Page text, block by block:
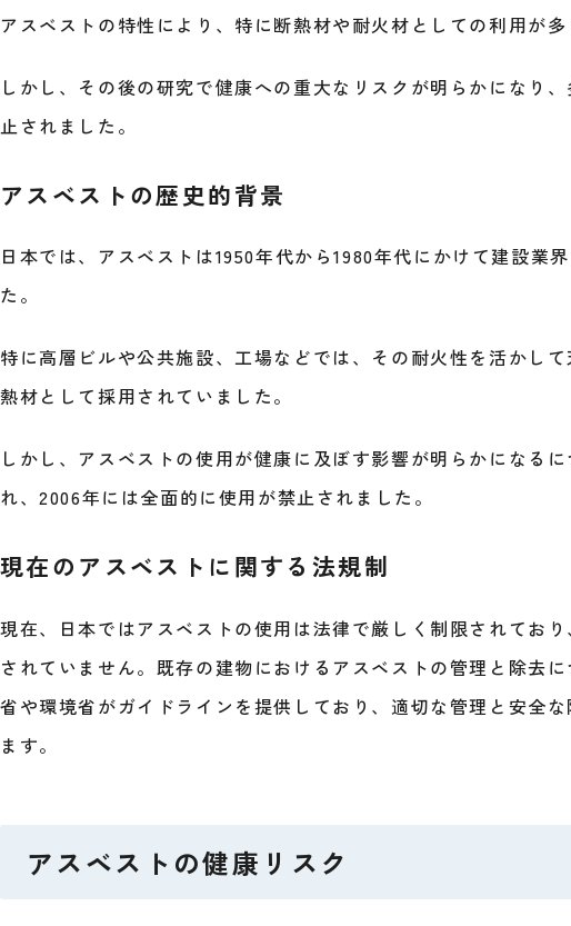
アスベストの特性により、特に断熱材や耐火材としての利用が多
しかし、その後の研究で健康への重大なリスクが明らかになり
止されました。
アスベストの歴史的背景
日本では、アスベストは1950年代から1980年代にかけて建設業
た。
特に高層ビルや公共施設、工場などでは、その耐火性を活かし
熱材として採用されていました。
しかし、アスベストの使用が健康に及ぼす影響が明らかになる
れ、2006年には全面的に使用が禁止されました。
現在のアスベストに関する法規制
現在、日本ではアスベストの使用は法律で厳しく制限されてお
されていません。既存の建物におけるアスベストの管理と除去
省や環境省がガイドラインを提供しており、適切な管理と安全
ます。
アスベストの健康リスク